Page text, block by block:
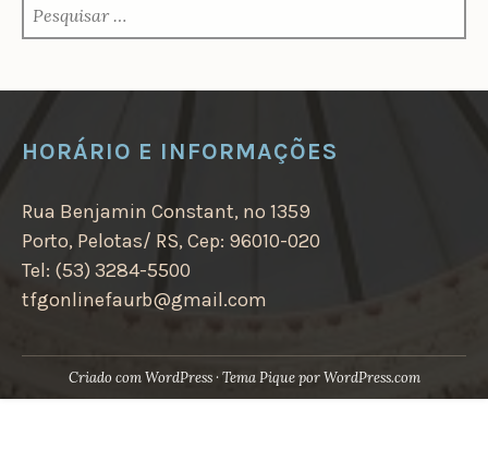
POR:
HORÁRIO E INFORMAÇÕES
Rua Benjamin Constant, nº 1359
Porto, Pelotas/ RS, Cep: 96010-020
Tel: (53) 3284-5500
tfgonlinefaurb@gmail.com
Criado com WordPress ·Tema Pique porWordPress.com